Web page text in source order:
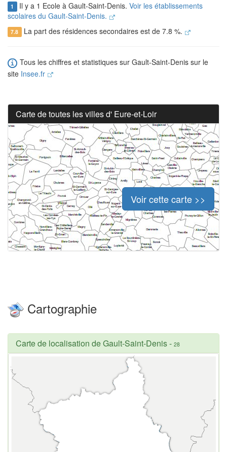
1 Il y a 1 Ecole à Gault-Saint-Denis. Voir les établissements
scolaires du Gault-Saint-Denis.
7.8 La part des résidences secondaires est de 7.8 %.
Tous les chiffres et statistiques sur Gault-Saint-Denis sur le
site Insee.fr
Carte de toutes les villes d' Eure-et-Loir
Voir cette carte >>
Cartographie
Carte de localisation de Gault-Saint-Denis- 28